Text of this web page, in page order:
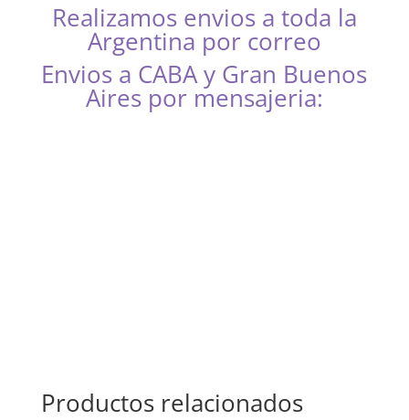
Realizamos envios a toda la
Argentina por correo
Envios a CABA y Gran Buenos
Aires por mensajeria:
Productos relacionados